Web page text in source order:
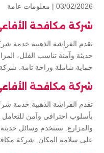
03/02/2026 | معلومات عامة
شركة مكافحة
تقدم الفراشة الذهبية خدمة
حديثة وآمنة تناسب الفلل،
حماية شاملة وراحة تامة.
شركة مكافحة
تقدم الفراشة الذهبية خدمة
بأسلوب احترافي وآمن للتعامل
والمزارع. نستخدم وسائل
على سلامة المكان. شركة